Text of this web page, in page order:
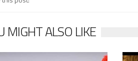
MIGHT ALSO LIKE